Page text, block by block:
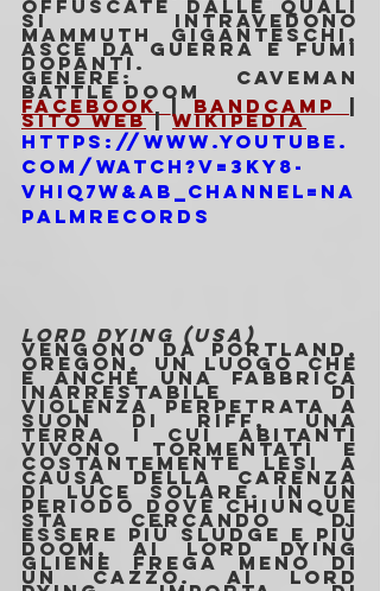
offuscate dalle quali
si intravedono
mammuth giganteschi,
asce da guerra e fumi
dopanti.
Genere: Caveman
battle doom
Facebook | Bandcamp
Sito Web | Wikipedia
https://www.youtube.
com/watch?v=3kY8-
Vhiq7w&ab_channel=Na
palmRecords
LORD DYING (USA)
Vengono da Portland,
Oregon, un luogo che
è anche una fabbrica
inarrestabile di
violenza perpetrata a
suon di riff, una
terra i cui abitanti
vivono tormentati e
costantemente lesi a
causa della carenza
di luce solare. In un
periodo dove chiunque
sta cercando di
essere più sludge e più
doom, ai Lord Dying
gliene frega meno di
un cazzo. Ai Lord